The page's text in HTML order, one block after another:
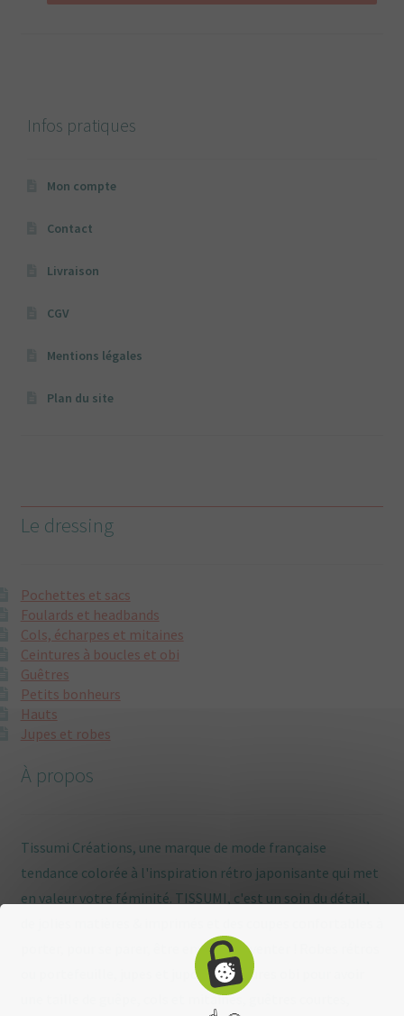
Infos pratiques
Mon compte
Contact
Livraison
CGV
Mentions légales
Plan du site
Le dressing
Pochettes et sacs
Foulards et headbands
Cols, écharpes et mitaines
Ceintures à boucles et obi
Guêtres
Petits bonheurs
Hauts
Jupes et robes
À propos
Tissumi Créations, une marque de mode française
tendance colorée à l'inspiration rétro japonisante qui met
en valeur votre féminité. TISSUMI, c'est un soin du détail,
porter, pour se parer, être enviée, s'inventer ! Robes rétros
ou portefeuille, jupes et jupons, ceintures obi pour avoir
une taille de guêpe, cols et mitaines, guêtres courtes,